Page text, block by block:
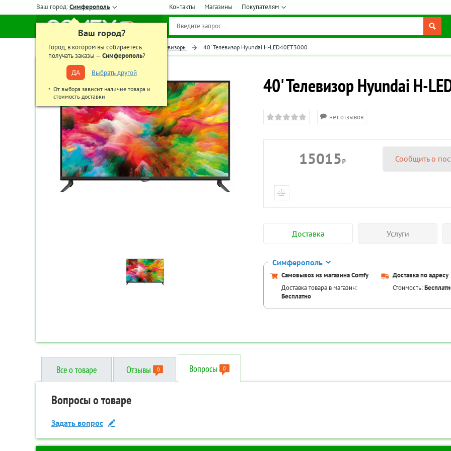
Ваш город:Симферополь
Ваш город?
Город, в котором вы собираетесь
получать заказы —Симферополь?
ДА Выбрать другой
От выбора зависит наличие товара и
стоимость доставки
Контакты Магазины Покупателям
Главная Телевизоры, аудио-видео Телевизоры 40' Телевизор Hyundai H-LED40ET3000
40' Телевизор Hyundai H-
нет отзывов
15015₽ Сообщить о
Доставка Услуги
Симферополь
Самовывоз из магазина Comfy
Доставка товара в магазин:
Бесплатно
Доставка по адресу
Стоимость:
Все о товаре Отзывы 0 Вопросы 0
Технические характеристики
Дополнительные
Отзывы о товаре
Написать отзыв
Вопросы о товаре
Задать вопрос